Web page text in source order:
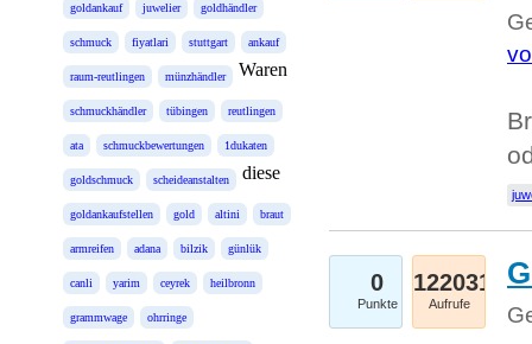
goldankauf juwelier goldhändler
schmuck fiyatlari stuttgart ankauf
raum-reutlingen münzhändler
schmuckhändler tübingen reutlingen
ata schmuckbewertungen 1dukaten
goldschmuck scheideanstalten
goldankaufstellen gold altini braut
armreifen adana bilzik günlük
canli yarim ceyrek heilbronn
grammwage ohrringe
Waren
diese
0
Punkte
122031
Aufrufe